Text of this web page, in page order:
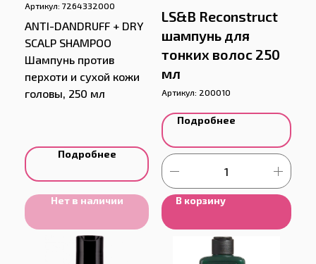
Артикул: 7264332000
ANTI-DANDRUFF + DRY
SCALP SHAMPOO
Шампунь против
перхоти и сухой кожи
головы, 250 мл
Подробнее
Нет в наличии
LS&B Reconstruct
шампунь для
тонких волос 250
мл
Артикул: 200010
Подробнее
В корзину